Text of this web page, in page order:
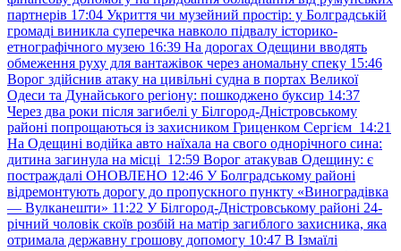
партнерів 17:04 Укриття чи музейний простір: у Болградській
громаді виникла суперечка навколо підвалу історико-
етнографічного музею 16:39 На дорогах Одещини вводять
обмеження руху для вантажівок через аномальну спеку 15:46
Ворог здійснив атаку на цивільні судна в портах Великої
Одеси та Дунайського регіону: пошкоджено буксир 14:37
Через два роки після загибелі у Білгород-Дністровському
районі попрощаються із захисником Гриценком Сергієм 14:21
На Одещині водійка авто наїхала на свого однорічного сина:
дитина загинула на місці 12:59 Ворог атакував Одещину: є
постраждалі ОНОВЛЕНО 12:46 У Болградському районі
відремонтують дорогу до пропускного пункту «Виноградівка
— Вулканешти» 11:22 У Білгород-Дністровському районі 24-
річний чоловік скоїв розбій на матір загиблого захисника, яка
отримала державну грошову допомогу 10:47 В Ізмаїлі